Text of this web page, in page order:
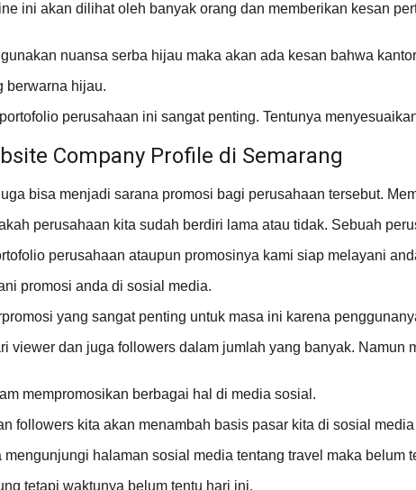
ini akan dilihat oleh banyak orang dan memberikan kesan
nuansa serba hijau maka akan ada kesan bahwa
berwarna hijau.
perusahaan ini sangat penting. Tentunya
Company Profile di Semarang
bisa menjadi sarana promosi bagi perusahaan tersebut.
perusahaan kita sudah berdiri lama atau tidak. Sebuah
perusahaan ataupun promosinya kami siap melayani
promosi anda di sosial media.
yang sangat penting untuk masa ini karena
viewer dan juga followers dalam jumlah yang banyak.
mempromosikan berbagai hal di media sosial.
followers kita akan menambah basis pasar kita di sosial media
halaman sosial media tentang travel maka belum
tetapi waktunya belum tentu hari ini.